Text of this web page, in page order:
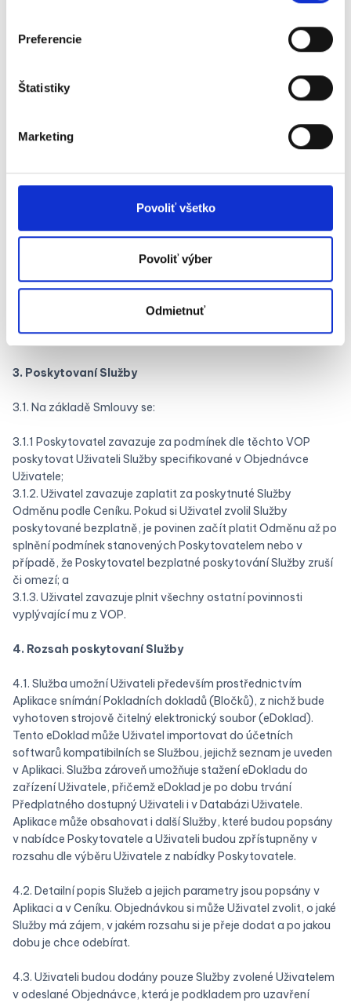
Preferencie
Štatistiky
Marketing
Povoliť všetko
Povoliť výber
Odmietnuť
2.4. Objednaná Služba bude Uživateli dostupná v Aplikaci,
zadání údajů o platební kartě Uživatele, může být okamžik
zpřístupnění Aplikace odložen do doby ověření platební karty
2.5. Rozsah Služeb poskytovaných na základě Smlouvy lze
Objednávek Uživatele. Obsah Smlouvy se v takovém případě
mění okamžikem, kdy Poskytovatel příslušnou Objednávku
2.6. Objednání Služeb může být provedeno jakýmkoli
způsobem, který Poskytovatel k tomuto účelu zpřístupní.
Poskytovatel může umožnit provádění Objednávek také
prostřednictvím Aplikace, a to buď jako balíčky Služeb, nebo
Poskytovatelem.
3. Poskytovaní Služby
3.1. Na základě Smlouvy se:
3.1.1 Poskytovatel zavazuje za podmínek dle těchto VOP
poskytovat Uživateli Služby specifikované v Objednávce
Uživatele;
3.1.2. Uživatel zavazuje zaplatit za poskytnuté Služby
Odměnu podle Ceníku. Pokud si Uživatel zvolil Služby
poskytované bezplatně, je povinen začít platit Odměnu až po
splnění podmínek stanovených Poskytovatelem nebo v
případě, že Poskytovatel bezplatné poskytování Služby zruší
či omezí; a
3.1.3. Uživatel zavazuje plnit všechny ostatní povinnosti
vyplývající mu z VOP.
4. Rozsah poskytovaní Služby
4.1. Služba umožní Uživateli především prostřednictvím
Aplikace snímání Pokladních dokladů (Bločků), z nichž bude
vyhotoven strojově čitelný elektronický soubor (eDoklad).
Tento eDoklad může Uživatel importovat do účetních
softwarů kompatibilních se Službou, jejichž seznam je uveden
v Aplikaci. Služba zároveň umožňuje stažení eDokladu do
zařízení Uživatele, přičemž eDoklad je po dobu trvání
Předplatného dostupný Uživateli i v Databázi Uživatele.
Aplikace může obsahovat i další Služby, které budou popsány
v nabídce Poskytovatele a Uživateli budou zpřístupněny v
rozsahu dle výběru Uživatele z nabídky Poskytovatele.
4.2. Detailní popis Služeb a jejich parametry jsou popsány v
Aplikaci a v Ceníku. Objednávkou si může Uživatel zvolit, o jaké
Služby má zájem, v jakém rozsahu si je přeje dodat a po jakou
dobu je chce odebírat.
4.3. Uživateli budou dodány pouze Služby zvolené Uživatelem
v odeslané Objednávce, která je podkladem pro uzavření